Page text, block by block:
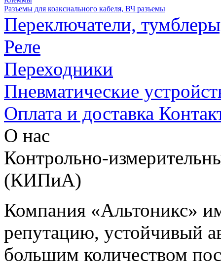
Разъемы для коаксиального кабеля, ВЧ разъемы
Переключатели,
Реле
Переходники
Пневматические
Оплата и доставка
О нас
Контрольно-
(КИПиА)
Компания «Альтоникс»
репутацию, устойчивый
большим количеством